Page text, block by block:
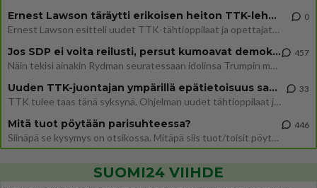
Ernest Lawson täräytti erikoisen heiton TTK-lehdistötilaisuudessa: " Onko tässä tarkoituksena...?"
Ernest Lawson esitteli uudet TTK-tähtioppilaat ja opettajat torstaina 6.8. lehdistölle. Tulevalla kaudella on yksi hausk
0
Jos SDP ei voita reilusti, persut kumoavat demokratian Suomesta
Näin tekisi ainakin Rydman seuratessaan idolinsa Trumpin mallia https://www.is.fi/politiikka/art-2000012187244.html
457
Uuden TTK-juontajan ympärillä epätietoisuus sakenee - Nyt MTV hämmentää soppaa
TTK tulee taas tänä syksynä. Ohjelman uudet tähtioppilaat julkistetaan torstaina 6. elokuuta klo 14 alkavassa lehdistö
33
Mitä tuot pöytään parisuhteessa?
Siinäpä se kysymys on otsikossa. Mitäpä siis tuot/toisit pöytään parisuhteessa? Oletko mies vai nainen? Koetko sen mitä
446
SUOMI24 VIIHDE